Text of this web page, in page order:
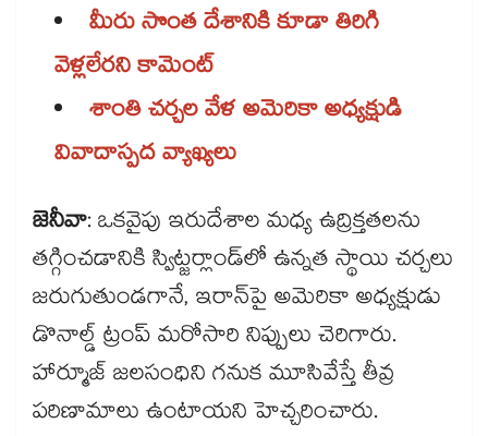
మీరు సొంత దేశానికి కూడా తిరిగి
వెళ్లలేరని కామెంట్
శాంతి చర్చల వేళ అమెరికా అధ్యక్షుడి
వివాదాస్పద వ్యాఖ్యలు
జెనీవా: ఒకవైపు ఇరుదేశాల మధ్య ఉద్రిక్తతలను
తగ్గించడానికి స్విట్జర్లాండ్‌‌‌‌‌‌‌‌లో ఉన్నత స్థాయి చర్చలు
జరుగుతుండగానే, ఇరాన్‌‌‌‌‌‌‌‌పై అమెరికా అధ్యక్షుడు
డొనాల్డ్ ట్రంప్ మరోసారి నిప్పులు చెరిగారు.
హార్మూజ్‌‌‌‌‌‌‌‌ జలసంధిని గనుక మూసివేస్తే తీవ్ర
పరిణామాలు ఉంటాయని హెచ్చరించారు.